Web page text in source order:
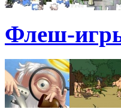
Флеш-